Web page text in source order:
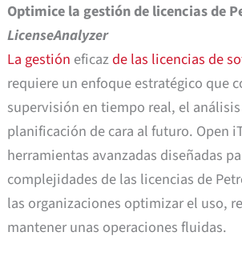
Optimice la gestión de licencias de
LicenseAnalyzer
La gestión eficazde las licencias de
requiere un enfoque estratégico que
supervisión en tiempo real, el
planificación de cara al futuro. Open
herramientas avanzadas diseñadas
complejidades de las licencias de
las organizaciones optimizar el uso,
mantener unas operaciones fluidas.